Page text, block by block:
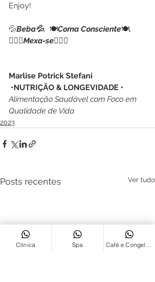
Enjoy!
💦Beba💦. 🍽️Coma Consciente🍽️.
🏋🏻‍♀️Mexa-se🏋🏻‍♀️
Marlise Potrick Stefani
•NUTRIÇÃO & LONGEVIDADE •
Alimentação Saudável com Foco em
Qualidade de Vida
2023
Posts recentes Ver tudo
Clínica Spa